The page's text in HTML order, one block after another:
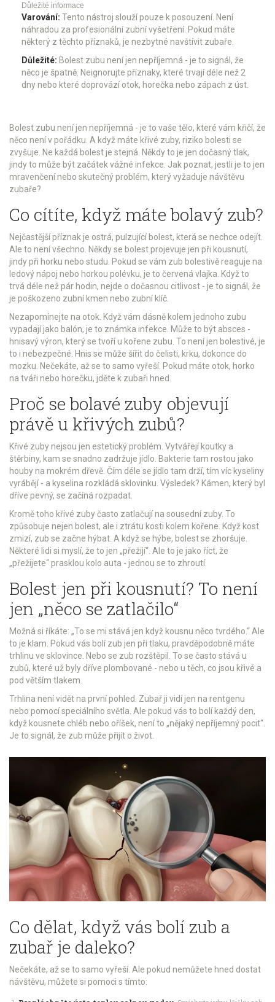
Důležité informace
Varování: Tento nástroj slouží pouze k posouzení. Není
náhradou za profesionální zubní vyšetření. Pokud máte
některý z těchto příznaků, je nezbytné navštívit zubaře.
Důležité: Bolest zubu není jen nepříjemná - je to signál, že
něco je špatně. Neignorujte příznaky, které trvají déle než 2
dny nebo které doprovází otok, horečka nebo zápach z úst.
Bolest zubu není jen nepříjemná - je to vaše tělo, které vám křičí, že
něco není v pořádku. A když máte křivé zuby, riziko bolesti se
zvyšuje. Ne každá bolest je stejná. Někdy to je jen dočasný tlak,
jindy to může být začátek vážné infekce. Jak poznat, jestli je to jen
mravenčení nebo skutečný problém, který vyžaduje návštěvu
zubaře?
Co cítíte, když máte bolavý zub?
Nejčastější příznak je ostrá, pulzující bolest, která se nechce odejít.
Ale to není všechno. Někdy se bolest projevuje jen při kousnutí,
jindy při horku nebo studu. Pokud se vám zub bolestivě reaguje na
ledový nápoj nebo horkou polévku, je to červená vlajka. Když to
trvá déle než pár hodin, nejde o dočasnou citlivost - je to signál, že
je poškozeno zubní kmen nebo zubní klíč.
Nezapomínejte na otok. Když vám dásně kolem jednoho zubu
vypadají jako balón, je to známka infekce. Může to být absces -
hnisavý výron, který se tvoří u kořene zubu. To není jen bolestivé, je
to i nebezpečné. Hnis se může šířit do čelisti, krku, dokonce do
mozku. Nečekáte, až se to samo vyřeší. Pokud máte otok, horko
na tváři nebo horečku, jděte k zubaři hned.
Proč se bolavé zuby objevují
právě u křivých zubů?
Křivé zuby nejsou jen estetický problém. Vytvářejí koutky a
štěrbiny, kam se snadno zadržuje jídlo. Bakterie tam rostou jako
houby na mokrém dřevě. Čím déle se jídlo tam drží, tím víc kyseliny
vyrábějí - a kyselina rozkládá sklovinku. Výsledek? Kámen, který byl
dříve pevný, se začíná rozpadat.
Kromě toho křivé zuby často zatlačují na sousední zuby. To
způsobuje nejen bolest, ale i ztrátu kosti kolem kořene. Když kost
zmizí, zub se začne hýbat. A když se hýbe, bolest se zhoršuje.
Některé lidi si myslí, že to jen „přežijí“. Ale to je jako říct, že
„přežijete“ prasklou kolo auta - jednou se to zhroutí.
Bolest jen při kousnutí? To není
jen „něco se zatlačilo“
Možná si říkáte: „To se mi stává jen když kousnu něco tvrdého.“ Ale
to je klam. Pokud vás bolí zub jen při tlaku, pravděpodobně máte
trhlinu ve sklovince. Nebo se zub rozštěpil. To se často stává u
zubů, které už byly dříve plombované - nebo u těch, co jsou křivé a
pod větším tlakem.
Trhlina není vidět na první pohled. Zubař ji vidí jen na rentgenu
nebo pomocí speciálního světla. Ale pokud vás to bolí každý den,
když kousnete chléb nebo oříšek, není to „nějaký nepříjemný pocit“.
Je to signál, že zub může přijít o život.
Co dělat, když vás bolí zub a
zubař je daleko?
Nečekáte, až se to samo vyřeší. Ale pokud nemůžete hned dostat
návštěvu, můžete si pomoci s tímto: